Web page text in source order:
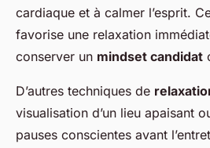
cardiaque et à calmer l’esprit.
favorise une relaxation
conserver un mindset candidat
D’autres techniques de
visualisation d’un lieu apaisant
pauses conscientes avant